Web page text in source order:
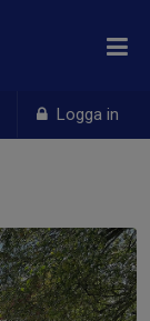
Logga in